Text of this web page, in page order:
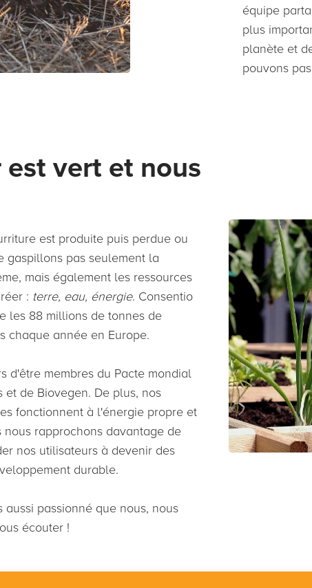
équipe
plus
planète et
pouvons
est vert et nous
est produite puis perdue ou
gaspillons pas seulement la
mais également les ressources
: terre, eau, énergie. Consentio
les 88 millions de tonnes de
chaque année en Europe.
d'être membres du Pacte mondial
et de Biovegen. De plus, nos
fonctionnent à l'énergie propre et
nous rapprochons davantage de
nos utilisateurs à devenir des
durable.
aussi passionné que nous, nous
écouter !